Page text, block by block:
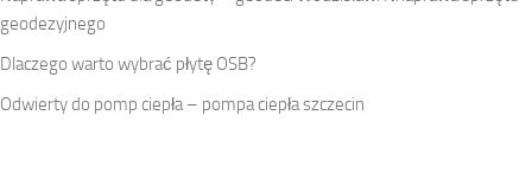
geodezyjnego
Dlaczego warto wybrać płytę OSB?
Odwierty do pomp ciepła – pompa ciepła szczecin